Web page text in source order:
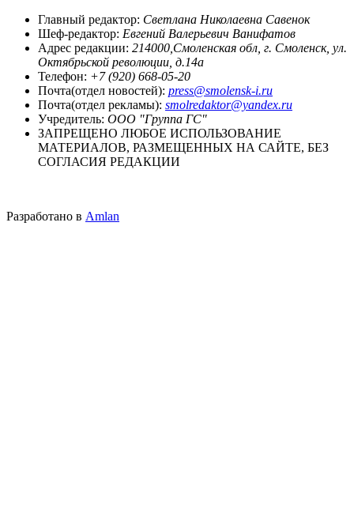
Главный редактор: Светлана Николаевна Савенок
Шеф-редактор: Евгений Валерьевич Ванифатов
Адрес редакции: 214000,Смоленская обл, г. Смоленск, ул.
Октябрьской революции, д.14а
Телефон: +7 (920) 668-05-20
Почта(отдел новостей): press@smolensk-i.ru
Почта(отдел рекламы): smolredaktor@yandex.ru
Учредитель: ООО "Группа ГС"
ЗАПРЕЩЕНО ЛЮБОЕ ИСПОЛЬЗОВАНИЕ
МАТЕРИАЛОВ, РАЗМЕЩЕННЫХ НА САЙТЕ, БЕЗ
СОГЛАСИЯ РЕДАКЦИИ
Разработано в Amlan